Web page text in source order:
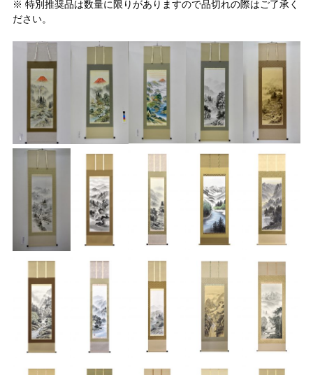
※ 特別推奨品は数量に限りがありますので品切れの際はご了承く
ださい。